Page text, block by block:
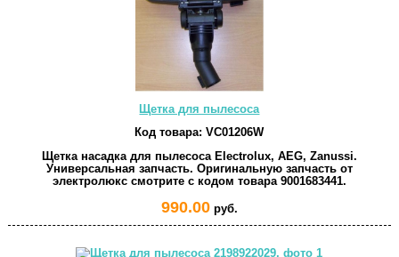
Щетка для пылесоса
Код товара: VC01206W
Щетка насадка для пылесоса Electrolux, AEG, Zanussi.
Универсальная запчасть. Оригинальную запчасть от
электролюкс смотрите с кодом товара 9001683441.
990.00руб.